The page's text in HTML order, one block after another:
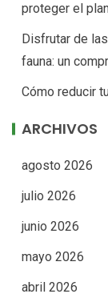
proteger el
Disfrutar de
fauna: un
Cómo reducir
ARCHIVOS
agosto 2026
julio 2026
junio 2026
mayo 2026
abril 2026